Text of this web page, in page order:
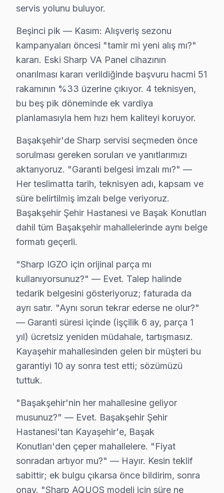
• Başakşehir'de ana işlem kartı ve güç ünitesi
• Başakşehir'de 24 ay parça garantisi dahil
• Başakşehir stoğumuzda olmayan parçalar 2-5 iş
Muadil parça tercih etmeyin — Başakşehir'da orijinal
Sharp TV Arıza Onarım Maliyeti – Başakşehir
Başakşehir'de Sharp akıllı TV tamir maliyetini merak
• LED backlight tamiri: ₺500 – ₺2.000
• Yazılım güncelleme ve hata giderme: ₺200 – ₺500
• T-Con kartı değişimi: ₺350 – ₺900
• Panel (ekran) değişimi: ₺1.500 – ₺8.000 (boyut ve
• Güç kartı (power board) tamiri: ₺400 – ₺1.200
• Kapasitör değişimi (anakart): ₺250 – ₺600
• Ses kartı/hoparlör tamiri: ₺300 – ₺700
Başakşehir'de fiyata dahil olanlar:
• Arıza tespiti (teşhis)
• İşçilik maliyeti
• 2 yıl garanti (parça + işçilik)
• Sigortalı taşıma (gerekirse)
Başakşehir'da Sharp LED TV için fiyat almak:
Başakşehir'da Sharp Servis Garantisi – 2 Yıl
Sharp TV Servis Garanti Belgesi – Yazılı ve İmzalı Güvence
Başakşehir'da Sharp televizyon paneli tamiri
Başakşehir'de her onarımda ne sağlıyoruz?
• 2 yıl yazılı işçilik garantisi
• Başakşehir'de kullanılan orijinal parçalar için 2 yıl
• Aynı sorunun tekrarı → Başakşehir'de ücretsiz
servis yolunu buluyor.
Beşinci pik — Kasım: Alışveriş sezonu
kampanyaları öncesi "tamir mi yeni alış mı?"
kararı. Eski Sharp VA Panel cihazının
onarılması kararı verildiğinde başvuru hacmi 51
rakamının %33 üzerine çıkıyor. 4 teknisyen,
bu beş pik döneminde ek vardiya
planlamasıyla hem hızı hem kaliteyi koruyor.
Başakşehir'de Sharp servisi seçmeden önce
sorulması gereken soruları ve yanıtlarımızı
aktarıyoruz. "Garanti belgesi imzalı mı?" —
Her teslimatta tarih, teknisyen adı, kapsam ve
süre belirtilmiş imzalı belge veriyoruz.
Başakşehir Şehir Hastanesi ve Başak Konutları
dahil tüm Başakşehir mahallelerinde aynı belge
formatı geçerli.
"Sharp IGZO için orijinal parça mı
kullanıyorsunuz?" — Evet. Talep halinde
tedarik belgesini gösteriyoruz; faturada da
ayrı satır. "Aynı sorun tekrar ederse ne olur?"
— Garanti süresi içinde (işçilik 6 ay, parça 1
yıl) ücretsiz yeniden müdahale, tartışmasız.
Kayaşehir mahallesinden gelen bir müşteri bu
garantiyi 10 ay sonra test etti; sözümüzü
tuttuk.
"Başakşehir'nin her mahallesine geliyor
musunuz?" — Evet. Başakşehir Şehir
Hastanesi'tan Kayaşehir'e, Başak
Konutları'den çeper mahallelere. "Fiyat
sonradan artıyor mu?" — Hayır. Kesin teklif
sabittir; ek bulgu çıkarsa önce bildirim, sonra
onay. "Sharp AQUOS modeli için süre ne